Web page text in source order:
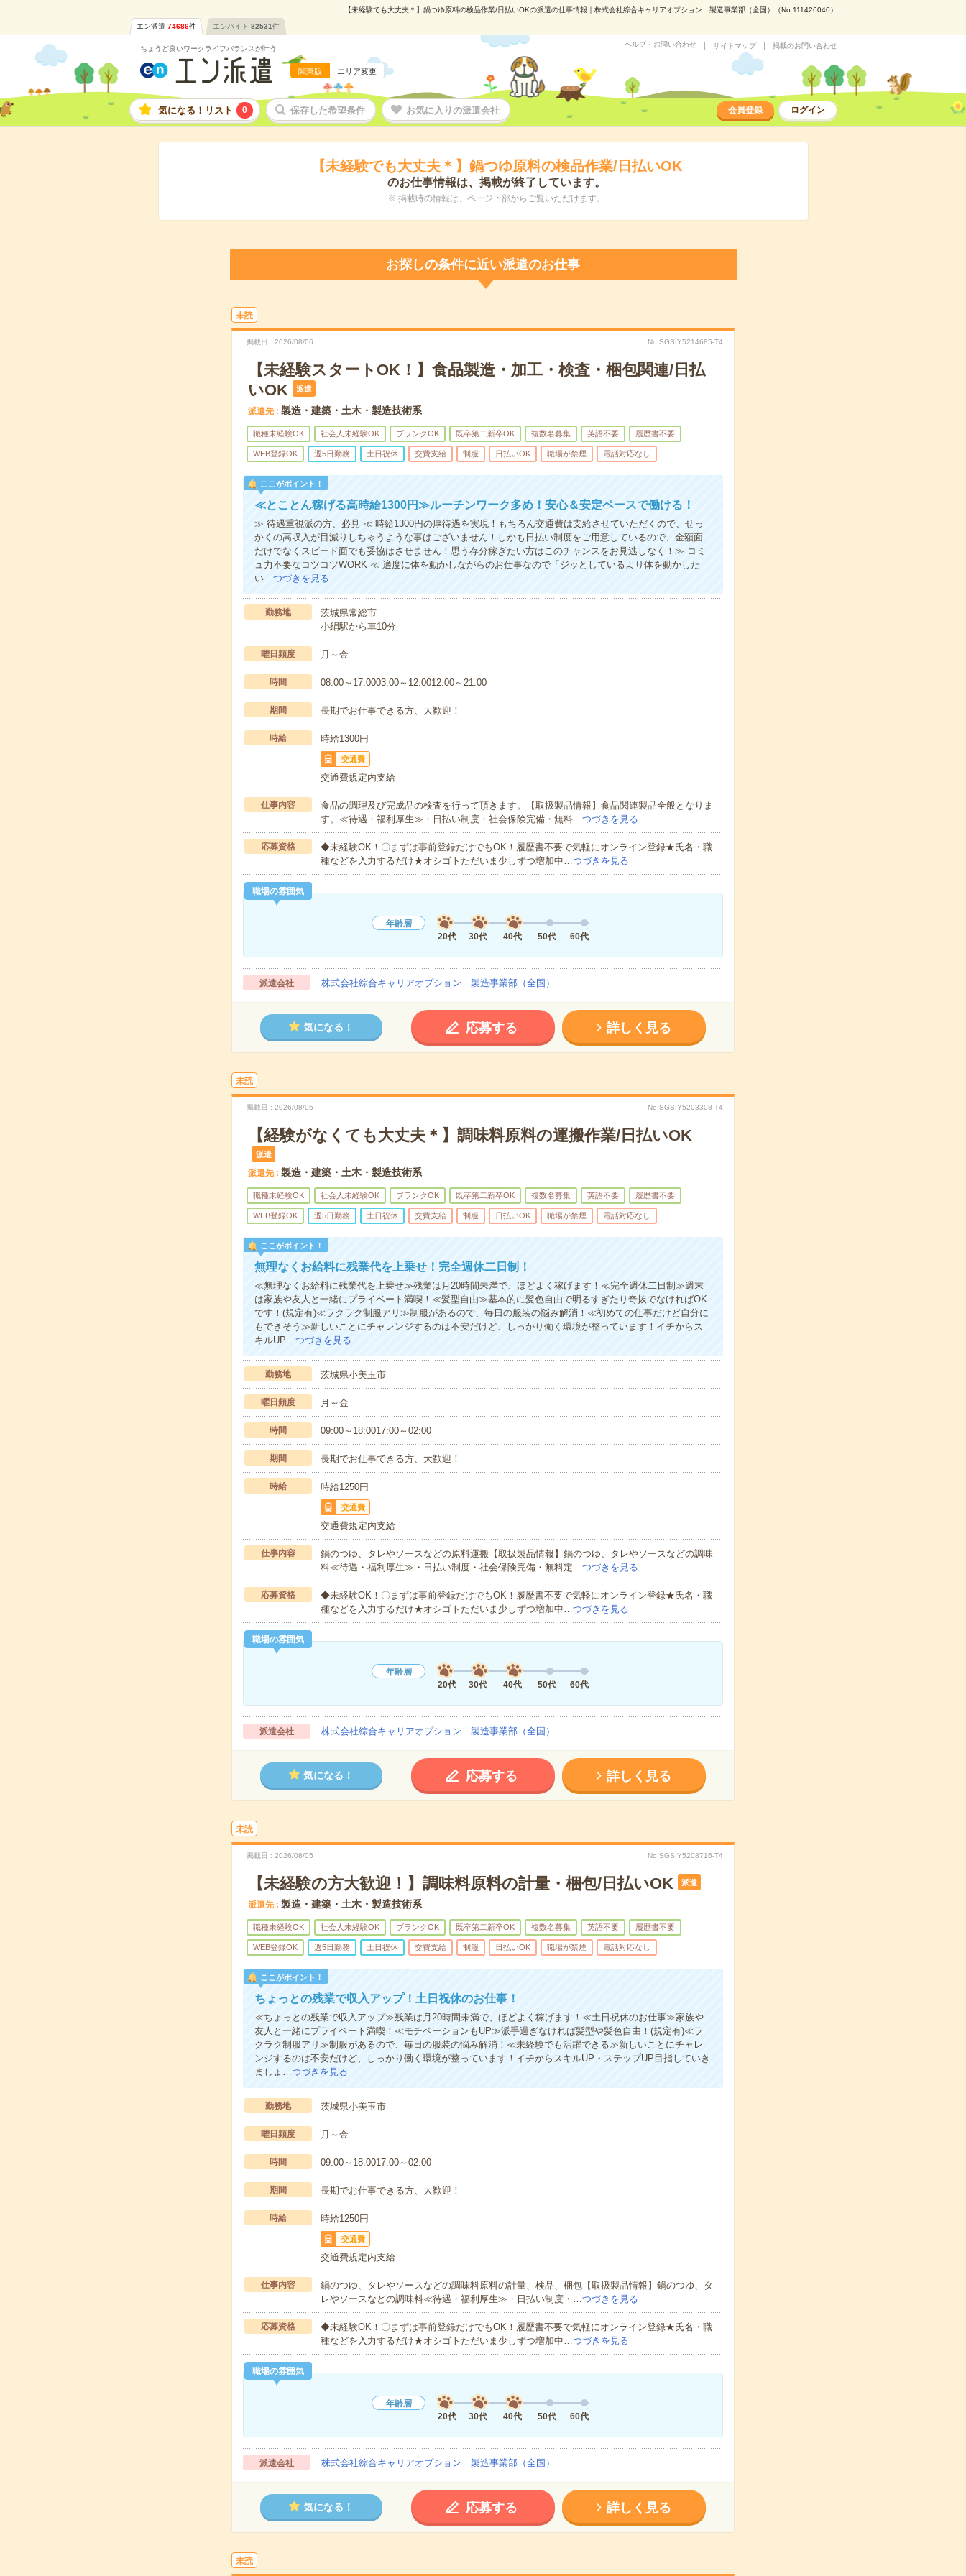
【未経験でも大丈夫＊】鍋つゆ原料の検品作業/日払いOKの派遣の仕事情報｜株式会社綜合キャリアオプション 製造事業部（全国）（No.111426040）
エン派遣 74686件 エンバイト 82531件
ちょうど良いワークライフバランスが叶う
関東版 エリア変更
ヘルプ・お問い合わせ サイトマップ 掲載のお問い合わせ
気になる！リスト 0 保存した希望条件 お気に入りの派遣会社 会員登録 ログイン
【未経験でも大丈夫＊】鍋つゆ原料の検品作業/日払いOK
のお仕事情報は、掲載が終了しています。
※ 掲載時の情報は、ページ下部からご覧いただけます。
お探しの条件に近い派遣のお仕事
未読
掲載日 2026/08/06 No.SGSIY5214685-T4
【未経験スタートOK！】食品製造・加工・検査・梱包関連/日払
いOK
派遣
派遣先 製造・建築・土木・製造技術系
職種未経験OK 社会人未経験OK ブランクOK 既卒第二新卒OK 複数名募集 英語不要 履歴書不要
WEB登録OK 週5日勤務 土日祝休 交費支給 制服 日払いOK 職場が禁煙 電話対応なし
ここがポイント！
≪とことん稼げる高時給1300円≫ルーチンワーク多め！安心＆安定ペースで働ける！
≫ 待遇重視派の方、必見 ≪ 時給1300円の厚待遇を実現！もちろん交通費は支給させていただくので、せっ
かくの高収入が目減りしちゃうような事はございません！しかも日払い制度をご用意しているので、金額面
だけでなくスピード面でも妥協はさせません！思う存分稼ぎたい方はこのチャンスをお見逃しなく！≫ コミ
ュ力不要なコツコツWORK ≪ 適度に体を動かしながらのお仕事なので「ジッとしているより体を動かした
い…つづきを見る
勤務地
茨城県常総市
小絹駅から車10分
曜日頻度 月～金
時間 08:00～17:0003:00～12:0012:00～21:00
期間 長期でお仕事できる方、大歓迎！
時給 時給1300円
交通費
交通費規定内支給
仕事内容
食品の調理及び完成品の検査を行って頂きます。【取扱製品情報】食品関連製品全般となりま
す。≪待遇・福利厚生≫・日払い制度・社会保険完備・無料…つづきを見る
応募資格
◆未経験OK！〇まずは事前登録だけでもOK！履歴書不要で気軽にオンライン登録★氏名・職
種などを入力するだけ★オシゴトただいま少しずつ増加中…つづきを見る
職場の雰囲気
年齢層
20代
30代 40代 50代 60代
派遣会社 株式会社綜合キャリアオプション 製造事業部（全国）
気になる！ 応募する 詳しく見る
未読
掲載日 2026/08/05 No.SGSIY5203308-T4
【経験がなくても大丈夫＊】調味料原料の運搬作業/日払いOK
派遣
派遣先 製造・建築・土木・製造技術系
職種未経験OK 社会人未経験OK ブランクOK 既卒第二新卒OK 複数名募集 英語不要 履歴書不要
WEB登録OK 週5日勤務 土日祝休 交費支給 制服 日払いOK 職場が禁煙 電話対応なし
ここがポイント！
無理なくお給料に残業代を上乗せ！完全週休二日制！
≪無理なくお給料に残業代を上乗せ≫残業は月20時間未満で、ほどよく稼げます！≪完全週休二日制≫週末
は家族や友人と一緒にプライベート満喫！≪髪型自由≫基本的に髪色自由で明るすぎたり奇抜でなければOK
です！(規定有)≪ラクラク制服アリ≫制服があるので、毎日の服装の悩み解消！≪初めての仕事だけど自分に
もできそう≫新しいことにチャレンジするのは不安だけど、しっかり働く環境が整っています！イチからス
キルUP…つづきを見る
勤務地 茨城県小美玉市
曜日頻度 月～金
時間 09:00～18:0017:00～02:00
期間 長期でお仕事できる方、大歓迎！
時給 時給1250円
交通費
交通費規定内支給
仕事内容
鍋のつゆ、タレやソースなどの原料運搬【取扱製品情報】鍋のつゆ、タレやソースなどの調味
料≪待遇・福利厚生≫・日払い制度・社会保険完備・無料定…つづきを見る
応募資格
◆未経験OK！〇まずは事前登録だけでもOK！履歴書不要で気軽にオンライン登録★氏名・職
種などを入力するだけ★オシゴトただいま少しずつ増加中…つづきを見る
職場の雰囲気
年齢層
20代
30代 40代 50代 60代
派遣会社 株式会社綜合キャリアオプション 製造事業部（全国）
気になる！ 応募する 詳しく見る
未読
掲載日 2026/08/05 No.SGSIY5208716-T4
【未経験の方大歓迎！】調味料原料の計量・梱包/日払いOK 派遣
派遣先 製造・建築・土木・製造技術系
職種未経験OK 社会人未経験OK ブランクOK 既卒第二新卒OK 複数名募集 英語不要 履歴書不要
WEB登録OK 週5日勤務 土日祝休 交費支給 制服 日払いOK 職場が禁煙 電話対応なし
ここがポイント！
ちょっとの残業で収入アップ！土日祝休のお仕事！
≪ちょっとの残業で収入アップ≫残業は月20時間未満で、ほどよく稼げます！≪土日祝休のお仕事≫家族や
友人と一緒にプライベート満喫！≪モチベーションもUP≫派手過ぎなければ髪型や髪色自由！(規定有)≪ラ
クラク制服アリ≫制服があるので、毎日の服装の悩み解消！≪未経験でも活躍できる≫新しいことにチャレ
ンジするのは不安だけど、しっかり働く環境が整っています！イチからスキルUP・ステップUP目指していき
ましょ…つづきを見る
勤務地 茨城県小美玉市
曜日頻度 月～金
時間 09:00～18:0017:00～02:00
期間 長期でお仕事できる方、大歓迎！
時給 時給1250円
交通費
交通費規定内支給
仕事内容
鍋のつゆ、タレやソースなどの調味料原料の計量、検品、梱包【取扱製品情報】鍋のつゆ、タ
レやソースなどの調味料≪待遇・福利厚生≫・日払い制度・…つづきを見る
応募資格
◆未経験OK！〇まずは事前登録だけでもOK！履歴書不要で気軽にオンライン登録★氏名・職
種などを入力するだけ★オシゴトただいま少しずつ増加中…つづきを見る
職場の雰囲気
年齢層
20代
30代 40代 50代 60代
派遣会社 株式会社綜合キャリアオプション 製造事業部（全国）
気になる！ 応募する 詳しく見る
未読